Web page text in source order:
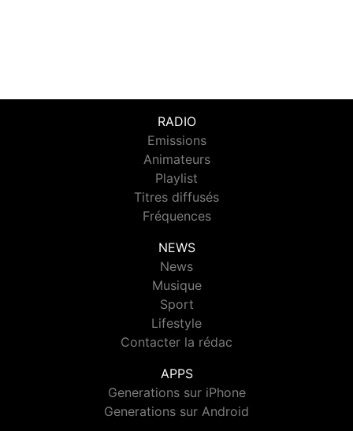
RADIO
Emissions
Animateurs
Playlist
Titres diffusés
Fréquences
NEWS
News
Musique
Sport
Lifestyle
Contacter la rédac
APPS
Generations sur iPhone
Generations sur Android